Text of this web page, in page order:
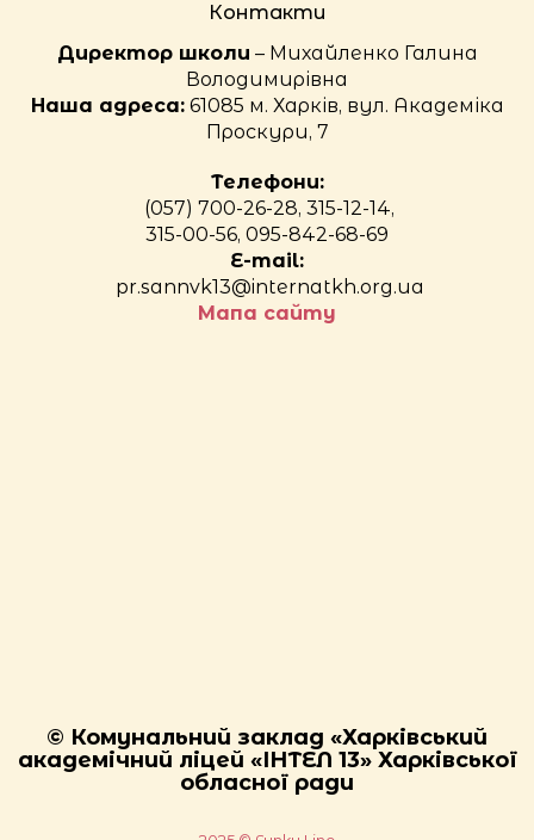
Контакти
Директор школи – Михайленко Галина
Володимирівна
Наша адреса:61085 м. Харків, вул. Академіка
Проскури, 7
Телефони:
(057) 700-26-28, 315-12-14,
315-00-56, 095-842-68-69
E-mail:
pr.sannvk13@internatkh.org.ua
Мапа сайту
© Комунальний заклад «Харківський
академічний ліцей «ІНТЕЛ 13» Харківської
обласної ради